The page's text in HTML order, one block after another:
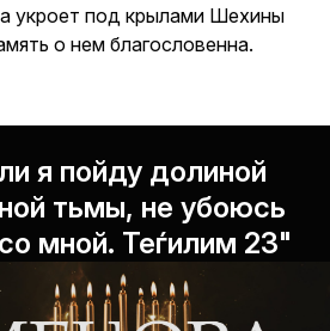
укроет под крылами Шехины
о нем благословенна.
я пойду долиной
тьмы, не убоюсь
мной. Теѓилим 23"